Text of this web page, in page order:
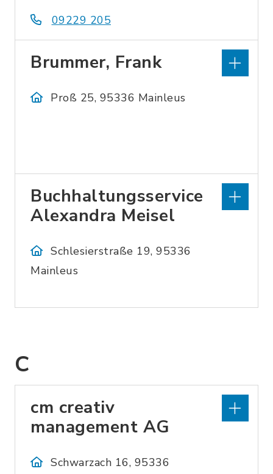
09229 205
Brummer, Frank
Proß 25, 95336 Mainleus
Buchhaltungsservice
Alexandra Meisel
Schlesierstraße 19, 95336
Mainleus
C
cm creativ
management AG
Schwarzach 16, 95336